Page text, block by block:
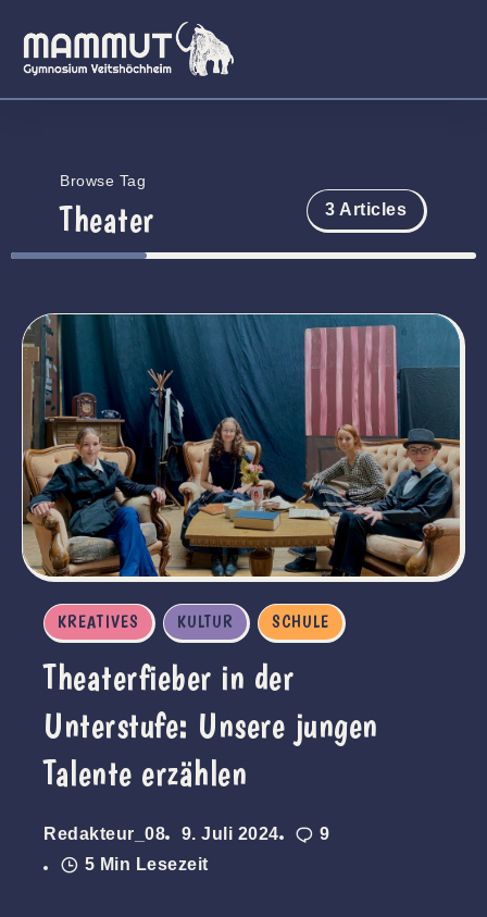
Browse Tag
Theater 3 Articles
KREATIVES KULTUR SCHULE
Theaterfieber in der
Unterstufe: Unsere jungen
Talente erzählen
Redakteur_08 9. Juli 2024
9
5 Min Lesezeit